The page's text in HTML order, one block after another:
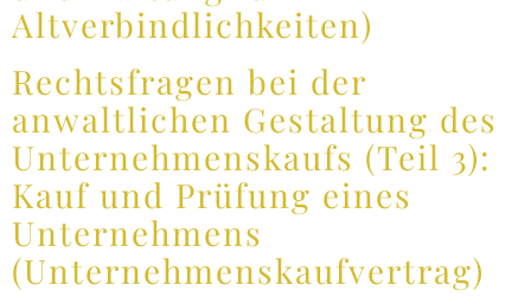
Altverbindlichkeiten)
Rechtsfragen bei der
anwaltlichen Gestaltung des
Unternehmenskaufs (Teil 3):
Kauf und Prüfung eines
Unternehmens
(Unternehmenskaufvertrag)